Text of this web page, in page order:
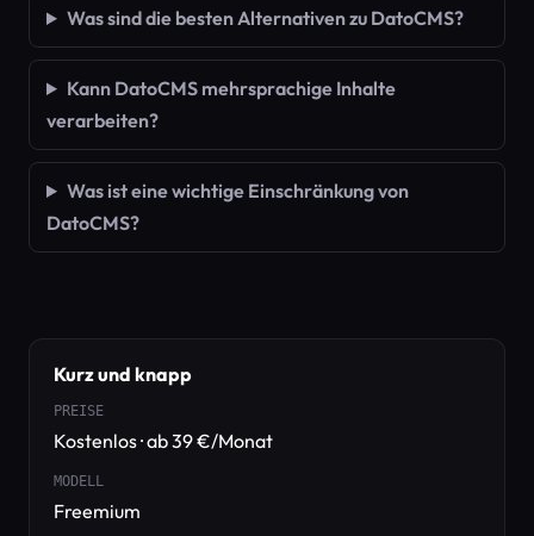
Was sind die besten Alternativen zu DatoCMS?
Kann DatoCMS mehrsprachige Inhalte
verarbeiten?
Was ist eine wichtige Einschränkung von
DatoCMS?
Kurz und knapp
PREISE
Kostenlos · ab 39 €/Monat
MODELL
Freemium